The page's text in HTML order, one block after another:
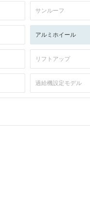
サンルーフ
アルミホイール
リフトアップ
過給機設定モデル